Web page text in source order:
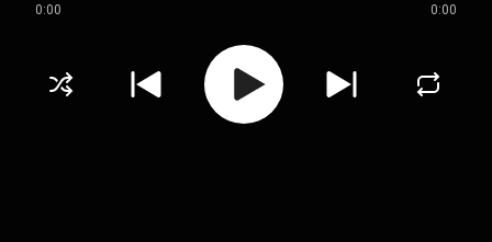
0:00 0:00